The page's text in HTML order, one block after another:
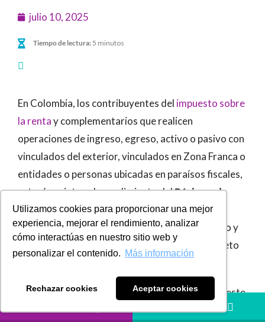
Utilizamos cookies para proporcionar una mejor
experiencia, mejorar el rendimiento, analizar
cómo interactúas en nuestro sitio web y
personalizar el contenido. Más información
Rechazar cookies Aceptar cookies
julio 10, 2025
Tiempo de lectura:5 minutos
En Colombia, los contribuyentes del impuesto sobre
la rentay complementarios que realicen
operaciones de ingreso, egreso, activo o pasivo con
vinculados del exterior, vinculados en Zona Franca o
entidades o personas ubicadas en paraísos fiscales,
estarán sujetos al cumplimiento delRégimen de
Precios de Transferencia, regulado entre los
artículos 260-1y260-11del Estatuto Tributario y
(compilado en el Decreto
Por lo tanto, para verificar si se está obligado a este
cumplimiento, los contribuyentes deben preparar y
HÁBLANOS